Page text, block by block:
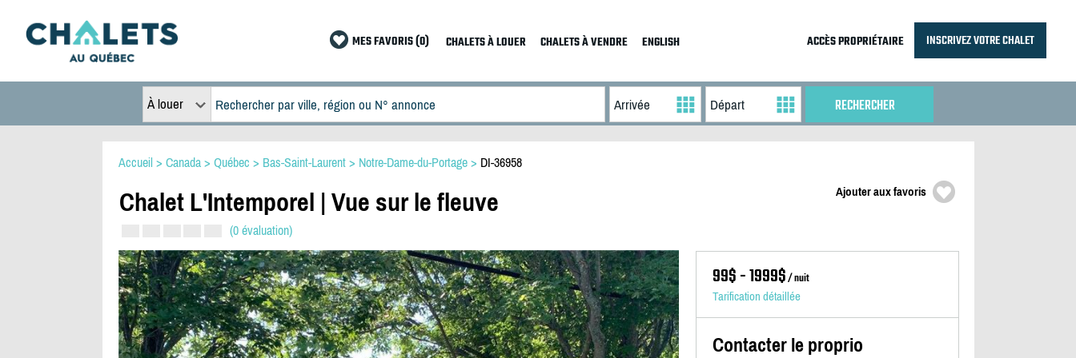
MES FAVORIS (0) CHALETS À LOUER CHALETS À VENDRE ENGLISH ACCÈS PROPRIÉTAIRE INSCRIVEZ VOTRE CHALET
À louer
Accueil > Canada> Québec > Bas-Saint-Laurent> Notre-Dame-du-Portage> DI-36958
Chalet L'Intemporel | Vue sur le fleuve
(0 évaluation)
Ajouter aux favoris
99$ - 1999$/ nuit
Tarification détaillée
Contacter le proprio